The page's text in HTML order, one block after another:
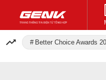
Better Choice Awards